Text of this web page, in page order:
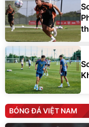
BÓNG ĐÁ VIỆT NAM